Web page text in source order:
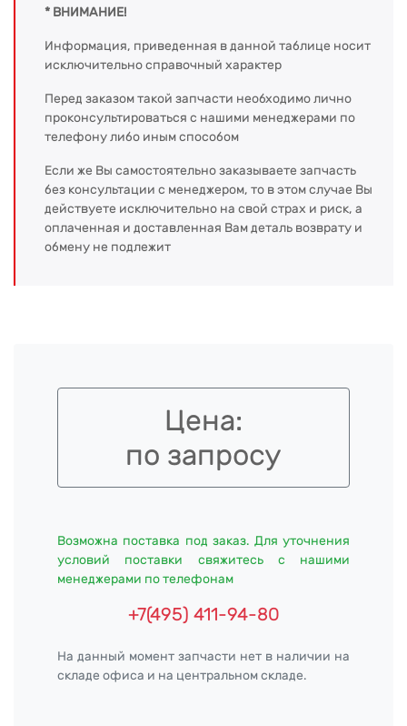
* ВНИМАНИЕ!
Информация, приведенная в данной таблице носит
исключительно справочный характер
Перед заказом такой запчасти необходимо лично
проконсультироваться с нашими менеджерами по
телефону либо иным способом
Если же Вы самостоятельно заказываете запчасть
без консультации с менеджером, то в этом случае Вы
действуете исключительно на свой страх и риск, а
оплаченная и доставленная Вам деталь возврату и
обмену не подлежит
Цена:
по запросу
Возможна поставка под заказ. Для уточнения
условий поставки свяжитесь с нашими
менеджерами по телефонам
+7(495) 411-94-80
На данный момент запчасти нет в наличии на
складе офиса и на центральном складе.